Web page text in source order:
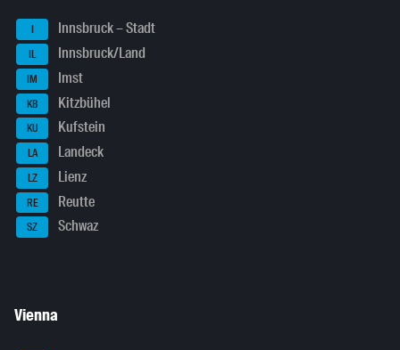
I Innsbruck – Stadt
IL Innsbruck/Land
IM Imst
KB Kitzbühel
KU Kufstein
LA Landeck
LZ Lienz
RE Reutte
SZ Schwaz
Vienna